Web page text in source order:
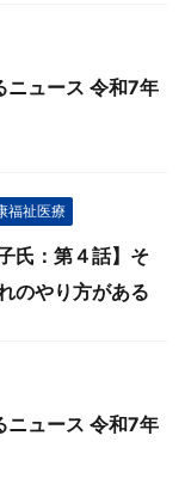
ニュース 令和7年
福祉医療
氏：第４話】そ
のやり方がある
ニュース 令和7年